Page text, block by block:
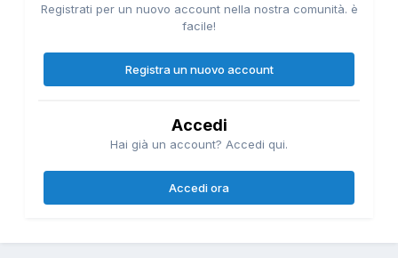
Registrati per un nuovo account nella nostra comunità. è
facile!
Registra un nuovo account
Accedi
Hai già un account? Accedi qui.
Accedi ora